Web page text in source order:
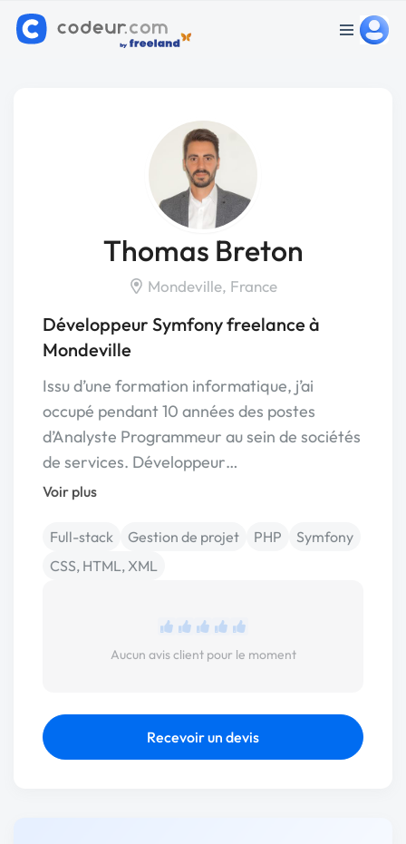
Thomas Breton
Mondeville, France
Développeur Symfony freelance à
Mondeville
Issu d’une formation informatique, j’ai
occupé pendant 10 années des postes
d’Analyste Programmeur au sein de sociétés
de services. Développeur…
Voir plus
Full-stack Gestion de projet PHP
Symfony
CSS, HTML, XML
Aucun avis client pour le moment
Recevoir un devis